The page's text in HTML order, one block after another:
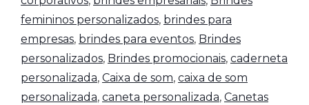
femininos personalizados, brindes para
empresas, brindes para eventos, Brindes
personalizados, Brindes promocionais, caderneta
personalizada, Caixa de som, caixa de som
personalizada, caneta personalizada, Canetas